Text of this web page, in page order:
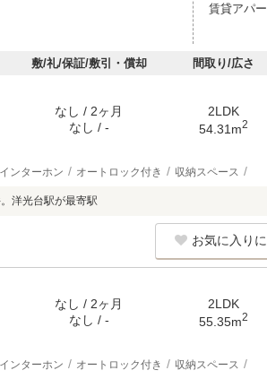
賃貸アパー
敷/礼/保証/敷引・償却 間取り/広さ
なし / 2ヶ月
なし / -
2LDK
54.31m2
ンターホン オートロック付き 収納スペース
洋光台駅が最寄駅
お気に入り
なし / 2ヶ月
なし / -
2LDK
55.35m2
ンターホン オートロック付き 収納スペース